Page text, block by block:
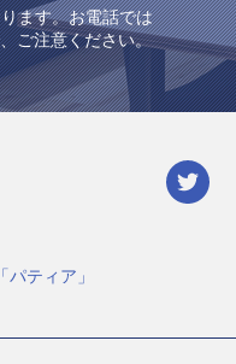
ます。お電話では
ご注意ください。
ティア」